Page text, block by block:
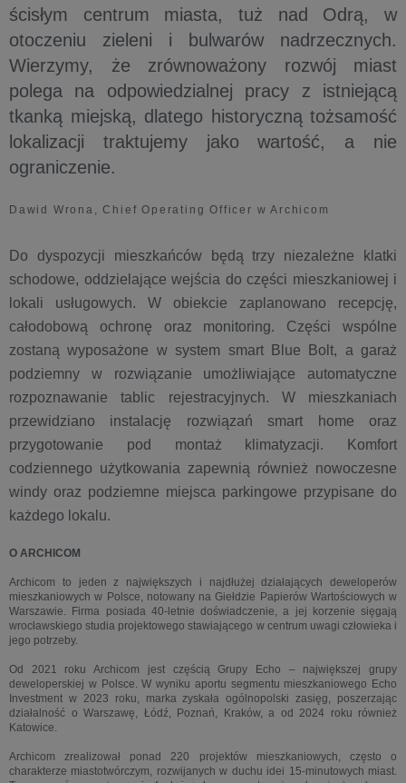
ścisłym centrum miasta, tuż nad Odrą, w
otoczeniu zieleni i bulwarów nadrzecznych.
Wierzymy, że zrównoważony rozwój miast
polega na odpowiedzialnej pracy z istniejącą
tkanką miejską, dlatego historyczną tożsamość
lokalizacji traktujemy jako wartość, a nie
ograniczenie.
Dawid Wrona, Chief Operating Officer w Archicom
Do dyspozycji mieszkańców będą trzy niezależne klatki
schodowe, oddzielające wejścia do części mieszkaniowej i
lokali usługowych. W obiekcie zaplanowano recepcję,
całodobową ochronę oraz monitoring. Części wspólne
zostaną wyposażone w system smart Blue Bolt, a garaż
podziemny w rozwiązanie umożliwiające automatyczne
rozpoznawanie tablic rejestracyjnych. W mieszkaniach
przewidziano instalację rozwiązań smart home oraz
przygotowanie pod montaż klimatyzacji. Komfort
codziennego użytkowania zapewnią również nowoczesne
windy oraz podziemne miejsca parkingowe przypisane do
każdego lokalu.
O ARCHICOM
Archicom to jeden z największych i najdłużej działających deweloperów
mieszkaniowych w Polsce, notowany na Giełdzie Papierów Wartościowych w
Warszawie. Firma posiada 40-letnie doświadczenie, a jej korzenie sięgają
wrocławskiego studia projektowego stawiającego w centrum uwagi człowieka i
jego potrzeby.
Od 2021 roku Archicom jest częścią Grupy Echo – największej grupy
deweloperskiej w Polsce. W wyniku aportu segmentu mieszkaniowego Echo
Investment w 2023 roku, marka zyskała ogólnopolski zasięg, poszerzając
działalność o Warszawę, Łódź, Poznań, Kraków, a od 2024 roku również
Katowice.
Archicom zrealizował ponad 220 projektów mieszkaniowych, często o
charakterze miastotwórczym, rozwijanych w duchu idei 15-minutowych miast.